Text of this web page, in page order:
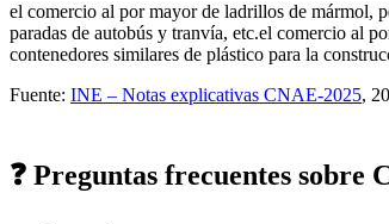
el comercio al por mayor de ladrillos de mármol,
paradas de autobús y tranvía, etc.el comercio al
contenedores similares de plástico para la
Fuente: INE – Notas explicativas CNAE-2025,
❓ Preguntas frecuentes sobre